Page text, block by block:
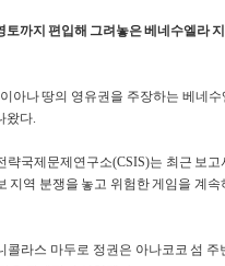
토까지 편입해 그려놓은 베네수엘라
아나 땅의 영유권을 주장하는 베네
왔다.
략국제문제연구소(CSIS)는 최근 보
지역 분쟁을 놓고 위험한 게임을 계
콜라스 마두로 정권은 아나코코 섬